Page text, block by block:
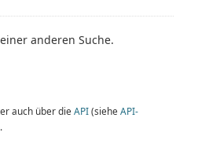
anderen Suche.
auch über die API(siehe API-